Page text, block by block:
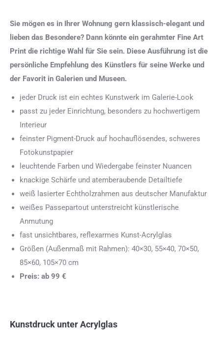
Sie mögen es in Ihrer Wohnung gern klassisch-elegant und
lieben das Besondere? Dann könnte ein gerahmter Fine Art
Print die richtige Wahl für Sie sein. Diese Ausführung ist die
persönliche Empfehlung des Künstlers für seine Werke und
der Favorit in Galerien und Museen.
jeder Druck ist ein echtes Kunstwerk im Galerie-Look
passt zu jeder Einrichtung, besonders zu hochwertigem
Interieur
feinster Pigment-Druck auf hochauflösendes, schweres
Fotokunstpapier
leuchtende Farben und Wiedergabe feinster Nuancen
knackige Schärfe und atemberaubende Detailtiefe
weiß lasierter Echtholzrahmen aus deutscher Manufaktur
weißes Passepartout unterstreicht künstlerische
Anmutung
fast unsichtbares, reflexarmes Kunst-Acrylglas
Größen (Außenmaß mit Rahmen): 40×30, 55×40, 70×50,
85×60, 105×70 cm
Preis: ab 99 €
Kunstdruck unter Acrylglas